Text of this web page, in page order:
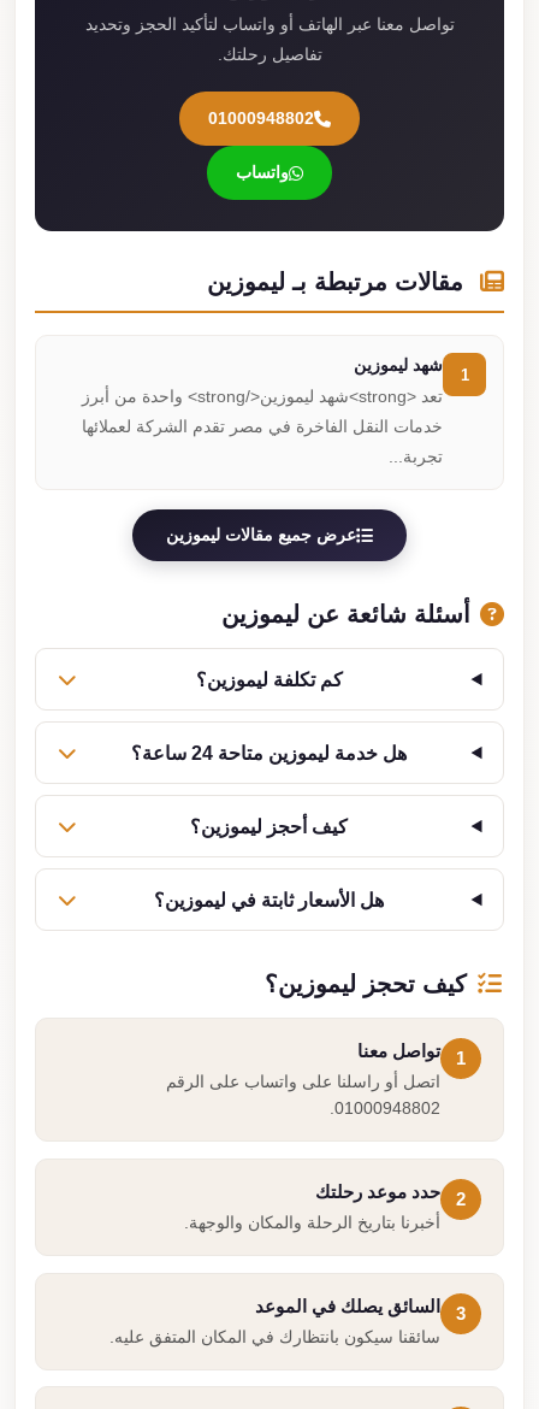
تواصل معنا عبر الهاتف أو واتساب لتأكيد الحجز وتحديد
تفاصيل رحلتك.
01000948802
واتساب
مقالات مرتبطة بـ ليموزين
شهد ليموزين
تعد <strong>شهد ليموزين</strong> واحدة من أبرز
خدمات النقل الفاخرة في مصر تقدم الشركة لعملائها
تجربة...
عرض جميع مقالات ليموزين
أسئلة شائعة عن ليموزين
كم تكلفة ليموزين؟
هل خدمة ليموزين متاحة 24 ساعة؟
كيف أحجز ليموزين؟
هل الأسعار ثابتة في ليموزين؟
كيف تحجز ليموزين؟
1
تواصل معنا
اتصل أو راسلنا على واتساب على الرقم
01000948802.
2
حدد موعد رحلتك
أخبرنا بتاريخ الرحلة والمكان والوجهة.
3
السائق يصلك في الموعد
سائقنا سيكون بانتظارك في المكان المتفق عليه.